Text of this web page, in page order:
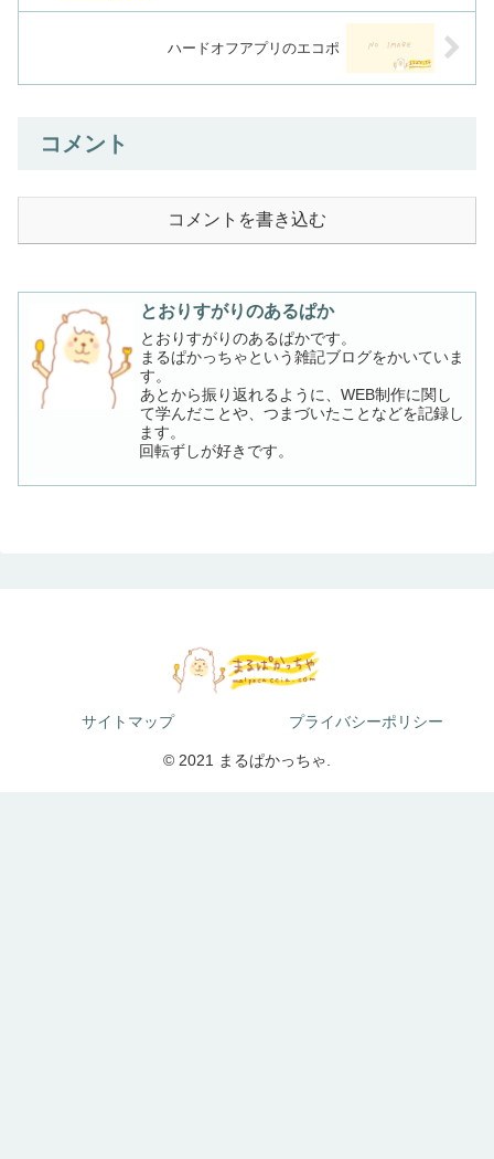
ハードオフアプリのエコポ
コメント
コメントを書き込む
とおりすがりのあるぱか
とおりすがりのあるぱかです。
まるぱかっちゃという雑記ブログをかいていま
す。
あとから振り返れるように、WEB制作に関し
て学んだことや、つまづいたことなどを記録し
ます。
回転ずしが好きです。
サイトマップ プライバシーポリシー
© 2021 まるぱかっちゃ.